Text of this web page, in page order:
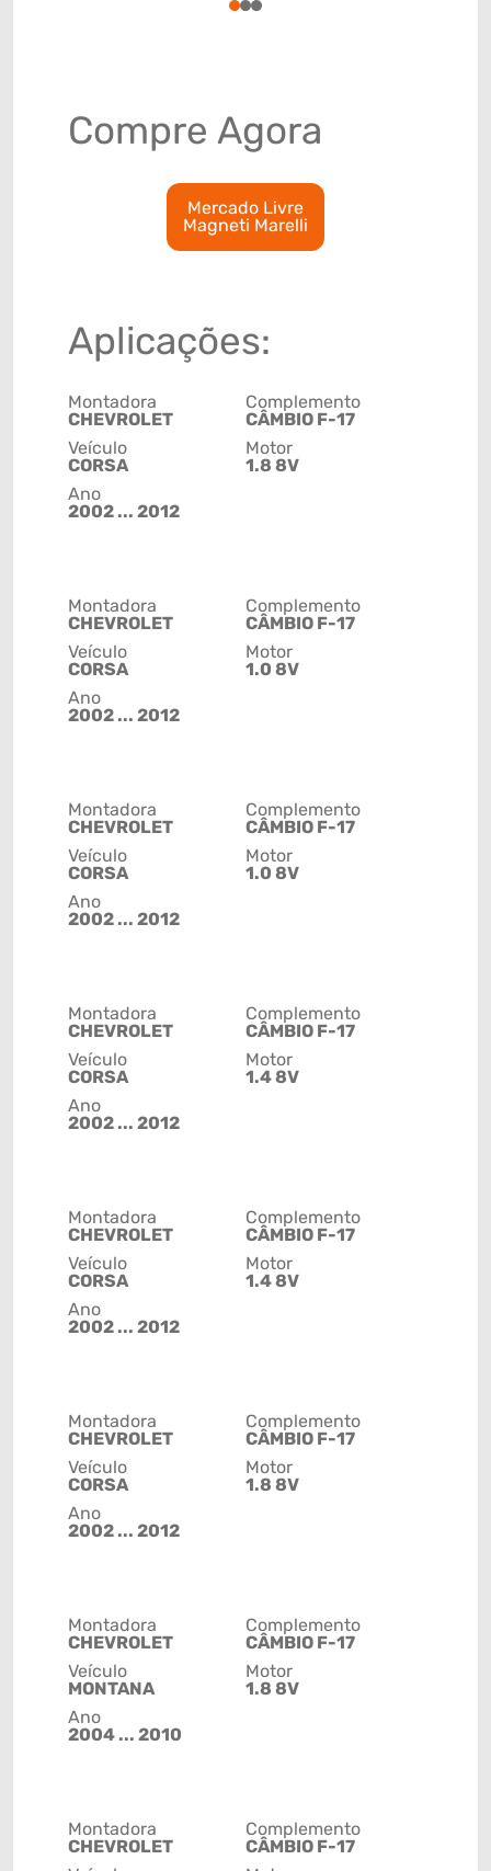
123
Compre Agora
Mercado Livre
Magneti Marelli
Aplicações:
Montadora
CHEVROLET
Veículo
CORSA
Ano
2002 ... 2012
Complemento
CÂMBIO F-17
Motor
1.8 8V
Montadora
CHEVROLET
Veículo
CORSA
Ano
2002 ... 2012
Complemento
CÂMBIO F-17
Motor
1.0 8V
Montadora
CHEVROLET
Veículo
CORSA
Ano
2002 ... 2012
Complemento
CÂMBIO F-17
Motor
1.0 8V
Montadora
CHEVROLET
Veículo
CORSA
Ano
2002 ... 2012
Complemento
CÂMBIO F-17
Motor
1.4 8V
Montadora
CHEVROLET
Veículo
CORSA
Ano
2002 ... 2012
Complemento
CÂMBIO F-17
Motor
1.4 8V
Montadora
CHEVROLET
Veículo
CORSA
Ano
2002 ... 2012
Complemento
CÂMBIO F-17
Motor
1.8 8V
Montadora
CHEVROLET
Veículo
MONTANA
Ano
2004 ... 2010
Complemento
CÂMBIO F-17
Motor
1.8 8V
Montadora
CHEVROLET
Complemento
CÂMBIO F-17